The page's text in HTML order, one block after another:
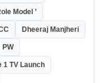
Model ’
Dheeraj Manjheri
PW
1 TV Launch